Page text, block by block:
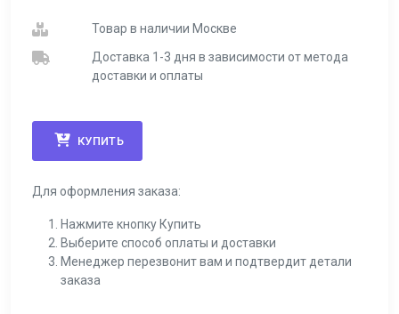
Товар в наличии Москве
Доставка 1-3 дня в зависимости от метода
доставки и оплаты
КУПИТЬ
Для оформления заказа:
Нажмите кнопку Купить
Выберите способ оплаты и доставки
Менеджер перезвонит вам и подтвердит детали
заказа